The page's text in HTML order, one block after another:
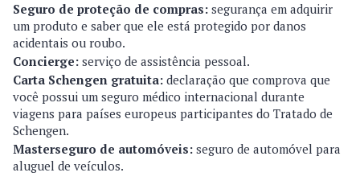
Seguro de proteção de compras: segurança em adquirir
um produto e saber que ele está protegido por danos
acidentais ou roubo.
Concierge: serviço de assistência pessoal.
Carta Schengen gratuita: declaração que comprova que
você possui um seguro médico internacional durante
viagens para países europeus participantes do Tratado de
Schengen.
Masterseguro de automóveis: seguro de automóvel para
aluguel de veículos.